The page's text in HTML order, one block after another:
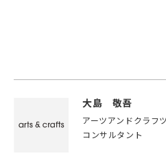
大島 敬吾
アーツアンドクラ
コンサルタント